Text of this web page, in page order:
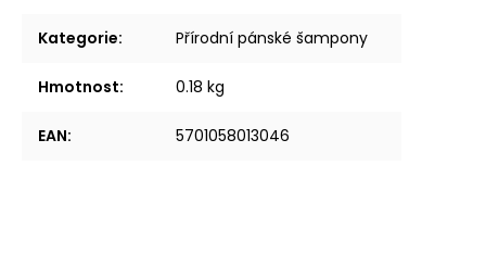
Kategorie: Přírodní pánské šampony
Hmotnost: 0.18 kg
EAN: 5701058013046